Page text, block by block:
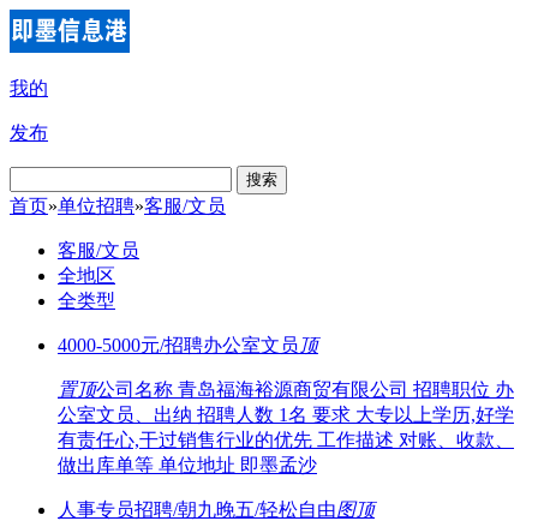
我的
发布
搜索
首页»单位招聘»客服/文员
客服/文员
全地区
全类型
4000-5000元/招聘办公室文员 顶
置顶公司名称 青岛福海裕源商贸有限公司 招聘职位 办
公室文员、出纳 招聘人数 1名 要求 大专以上学历,好学
有责任心,干过销售行业的优先 工作描述 对账、收款、
做出库单等 单位地址 即墨孟沙
人事专员招聘/朝九晚五/轻松自由图顶